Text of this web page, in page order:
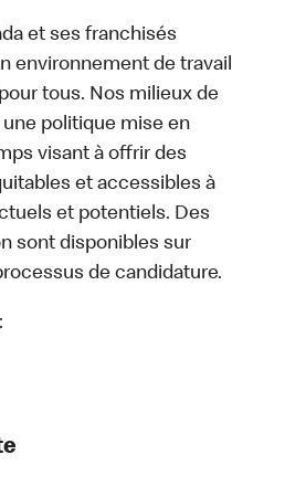
et ses franchisés
environnement de travail
tous. Nos milieux de
politique mise en
visant à offrir des
et accessibles à
et potentiels. Des
sont disponibles sur
de candidature.